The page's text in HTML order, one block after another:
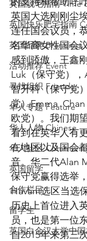
英国脱宅指南 Time
英国快乐肥宅指南
英国品牌 Branding
活动推荐 Event
寻找组织 Friends
华人专题 Feature
华人人物 Chinese
华人社区
英国留学
合作栏目
留学生
英国白金汉大学中
英国大选刚刚尘
连任国会议员，
名华裔女性国会
感到骄傲，王鑫
Luk（保守党），
智升科（保守党
党）Emma
欧党）。我们期
看到在英华人有
在地区以及国会
音。华二代Alan
保守党赢得选举
Havant选区当选
历史上首位进入
员，也是第一位
自2015年来第三